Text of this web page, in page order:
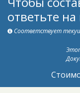
ответьте
Соответствует